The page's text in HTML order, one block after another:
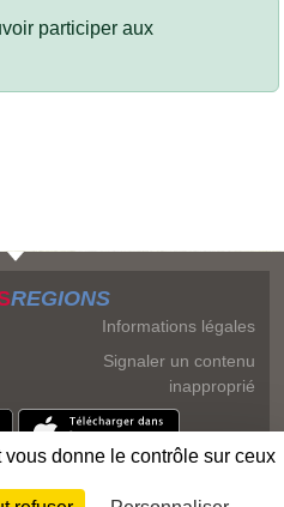
participer aux
REGIONS
Informations légales
Signaler un contenu
inapproprié
donne le contrôle sur ceux